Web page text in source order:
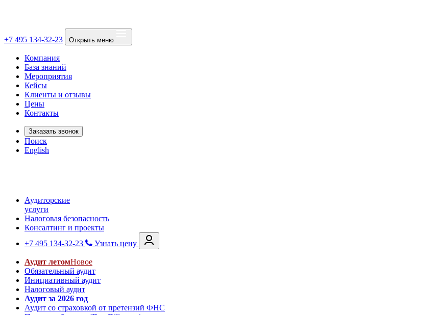
+7 495 134-32-23 Открыть меню
Компания
База знаний
Мероприятия
Кейсы
Клиенты и отзывы
Цены
Контакты
Заказать звонок
Поиск
English
Аудиторские
услуги
Налоговая безопасность
Консалтинг и проекты
+7 495 134-32-23
Узнать цену
Аудит летомНовое
Обязательный аудит
Инициативный аудит
Налоговый аудит
Аудит за 2026 год
Аудит со страховкой от претензий ФНС